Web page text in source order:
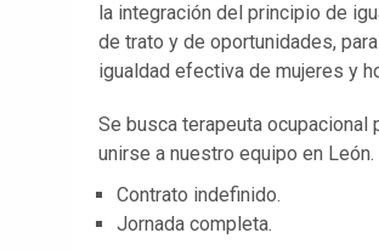
la integración del principio de
de trato y de oportunidades,
igualdad efectiva de mujeres y
Se busca terapeuta ocupacional
unirse a nuestro equipo en León.
Contrato indefinido.
Jornada completa.